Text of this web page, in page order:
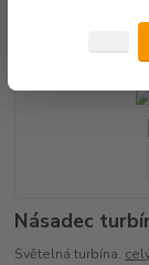
Násadec
Světelná turbína.